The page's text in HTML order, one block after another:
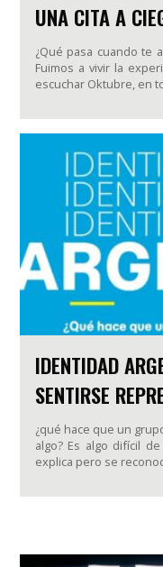
UNA CITA A
¿Qué pasa cuando te
Fuimos a vivir la
escuchar Oktubre, en
IDENTIDAD
SENTIRSE
¿qué hace que un
algo? Es algo difícil
explica pero se